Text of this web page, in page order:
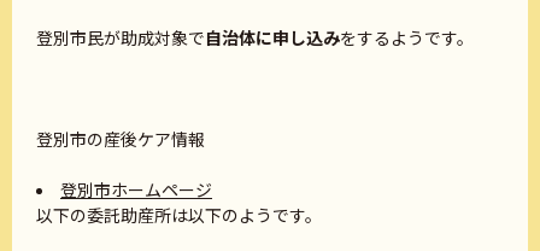
登別市民が助成対象で自治体に申し込みをするようです。
登別市の産後ケア情報
登別市ホームページ
以下の委託助産所は以下のようです。